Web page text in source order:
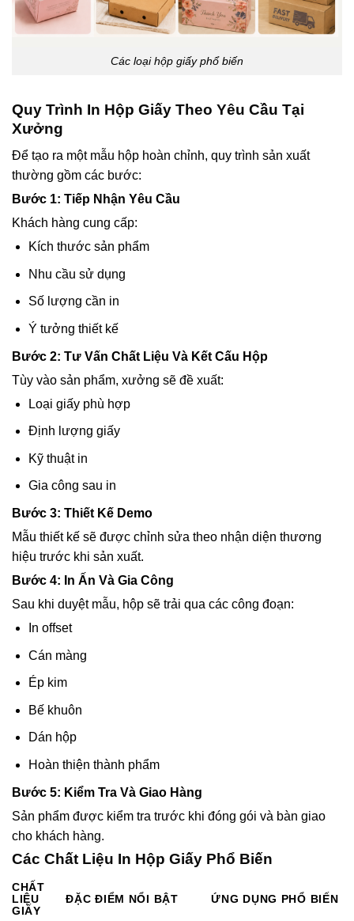
Các loại hộp giấy phổ biến
Quy Trình In Hộp Giấy Theo Yêu Cầu Tại
Xưởng
Để tạo ra một mẫu hộp hoàn chỉnh, quy trình sản xuất
thường gồm các bước:
Bước 1: Tiếp Nhận Yêu Cầu
Khách hàng cung cấp:
Kích thước sản phẩm
Nhu cầu sử dụng
Số lượng cần in
Ý tưởng thiết kế
Bước 2: Tư Vấn Chất Liệu Và Kết Cấu Hộp
Tùy vào sản phẩm, xưởng sẽ đề xuất:
Loại giấy phù hợp
Định lượng giấy
Kỹ thuật in
Gia công sau in
Bước 3: Thiết Kế Demo
Mẫu thiết kế sẽ được chỉnh sửa theo nhận diện thương
hiệu trước khi sản xuất.
Bước 4: In Ấn Và Gia Công
Sau khi duyệt mẫu, hộp sẽ trải qua các công đoạn:
In offset
Cán màng
Ép kim
Bế khuôn
Dán hộp
Hoàn thiện thành phẩm
Bước 5: Kiểm Tra Và Giao Hàng
Sản phẩm được kiểm tra trước khi đóng gói và bàn giao
cho khách hàng.
Các Chất Liệu In Hộp Giấy Phổ Biến
CHẤT
LIỆU
GIẤY
ĐẶC ĐIỂM NỔI BẬT ỨNG DỤNG PHỔ BIẾN